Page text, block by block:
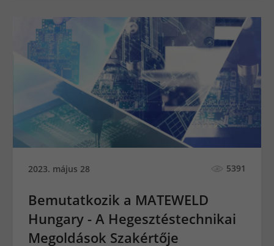
2023. május 28 5391
Bemutatkozik a MATEWELD
Hungary - A Hegesztéstechnikai
Megoldások Szakértője